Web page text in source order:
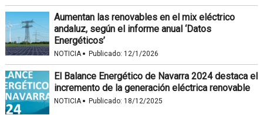
Aumentan las renovables en el mix eléctrico
andaluz, según el informe anual ‘Datos
Energéticos’
NOTICIA· Publicado: 12/1/2026
El Balance Energético de Navarra 2024 destaca el
incremento de la generación eléctrica renovable
NOTICIA· Publicado: 18/12/2025